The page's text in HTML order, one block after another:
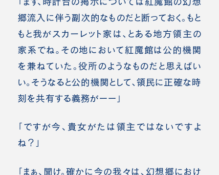
郷流入に伴う副次的なものだと断っておく。もと
もと我がスカーレット家は、とある地方領主の
家系でね。その地において紅魔館は公的機関
を兼ねていた。役所のようなものだと思えばい
い。そうなると公的機関として、領民に正確な時
刻を共有する義務がーー」
「ですが今、貴女がたは領主ではないですよ
ね？」
「まぁ、聞け。確かに今の我々は、幻想郷におけ